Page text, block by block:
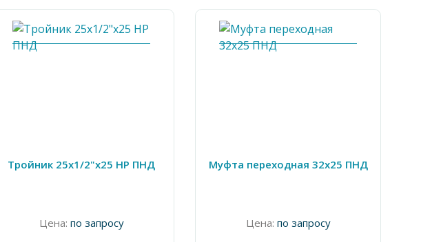
Тройник 25х1/2"х25 НР ПНД
Цена: по запросу
Муфта переходная 32х25 ПНД
Цена: по запросу